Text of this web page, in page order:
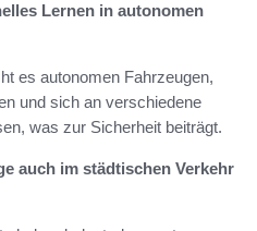
Lernen in autonomen
es autonomen Fahrzeugen,
und sich an verschiedene
was zur Sicherheit beiträgt.
auch im städtischen Verkehr